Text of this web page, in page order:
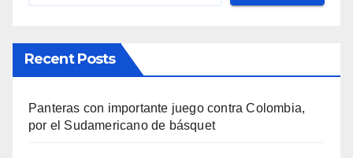
Recent Posts
Panteras con importante juego contra Colombia,
por el Sudamericano de básquet